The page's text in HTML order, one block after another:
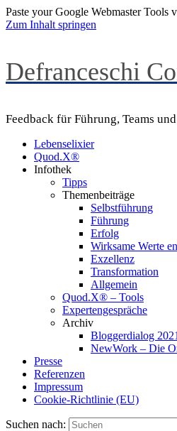
Paste your Google Webmaster Tools
Zum Inhalt springen
Defranceschi
Feedback für Führung, Teams
Lebenselixier
Quod.X®
Infothek
Tipps
Themenbeiträge
Selbstführung
Führung
Erfolg
Wirksame Werte
Exzellenz
Transformation
Allgemein
Quod.X® – Tools
Expertengespräche
Archiv
Bloggerdialog
NewWork – Die
Presse
Referenzen
Impressum
Cookie-Richtlinie (EU)
Suchen nach: